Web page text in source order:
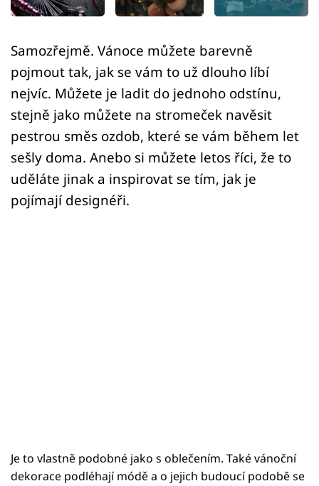
Samozřejmě. Vánoce můžete barevně
pojmout tak, jak se vám to už dlouho líbí
nejvíc. Můžete je ladit do jednoho odstínu,
stejně jako můžete na stromeček navěsit
pestrou směs ozdob, které se vám během let
sešly doma. Anebo si můžete letos říci, že to
uděláte jinak a inspirovat se tím, jak je
pojímají designéři.
Je to vlastně podobné jako s oblečením. Také vánoční
dekorace podléhají módě a o jejich budoucí podobě se